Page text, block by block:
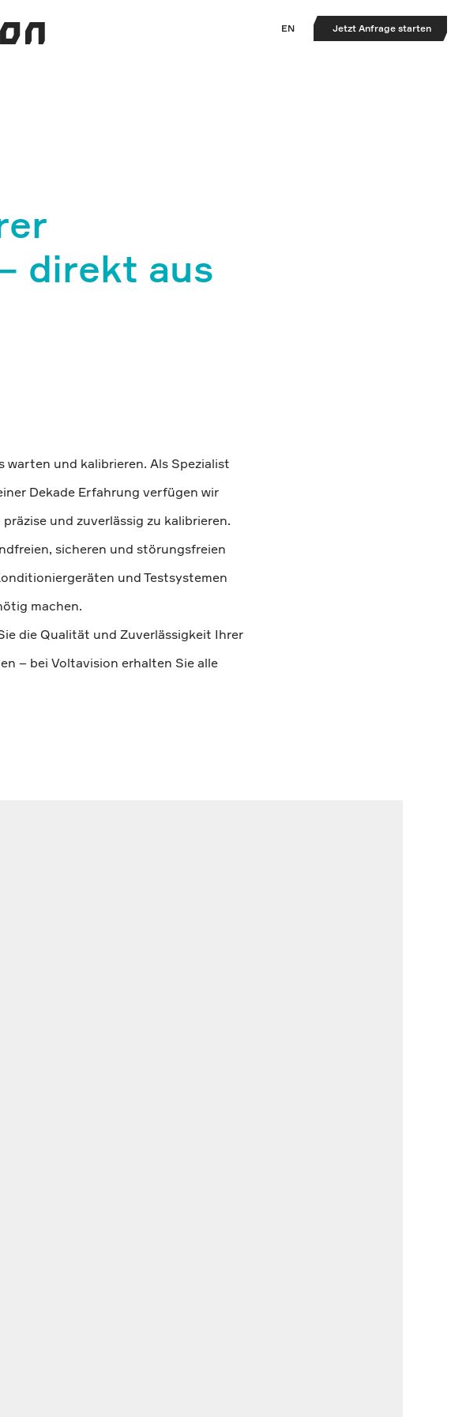
EN Jetzt Anfrage starten
direkt aus
und kalibrieren. Als Spezialist
Dekade Erfahrung verfügen wir
und zuverlässig zu kalibrieren.
sicheren und störungsfreien
und Testsystemen
machen.
die Qualität und Zuverlässigkeit Ihrer
– bei Voltavision erhalten Sie alle